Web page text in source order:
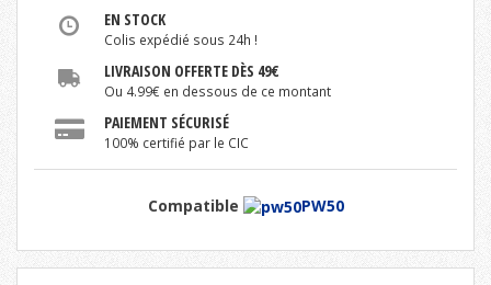
EN STOCK
Colis expédié sous 24h !
LIVRAISON OFFERTE DÈS 49€
Ou 4.99€ en dessous de ce montant
PAIEMENT SÉCURISÉ
100% certifié par le CIC
Compatible PW50